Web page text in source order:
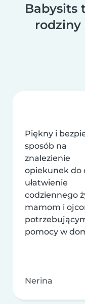
Babysits
rodziny
Piękny i
sposób na
znalezienie
opiekunek do
ułatwienie
codziennego
mamom i
pomocy w
Nerina